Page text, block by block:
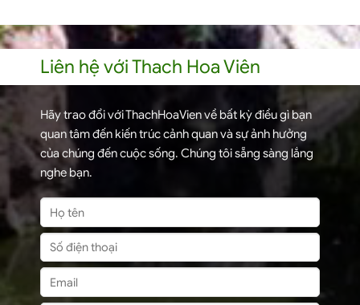
Liên hệ với Thach Hoa Viên
Hãy trao đổi với ThachHoaVien về bất kỳ điều gì bạn
quan tâm đến kiến trúc cảnh quan và sự ảnh hưởng
của chúng đến cuộc sống. Chúng tôi sẵng sàng lắng
nghe bạn.